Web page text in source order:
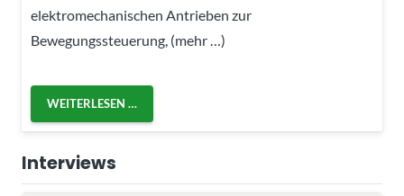
elektromechanischen Antrieben zur
Bewegungssteuerung, (mehr …)
WEITERLESEN …
Interviews